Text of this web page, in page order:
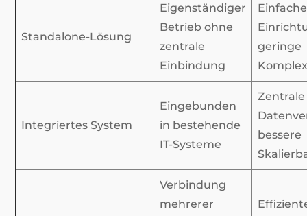
Standalone-Lösung
Eigenständiger
Betrieb ohne
zentrale
Einbindung
Einfache
geringe
Integriertes System
Eingebunden
in bestehende
IT-Systeme
Zentrale
bessere
Verbindung
mehrerer